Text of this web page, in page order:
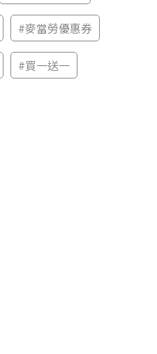
#麥當勞優惠券
#買一送一